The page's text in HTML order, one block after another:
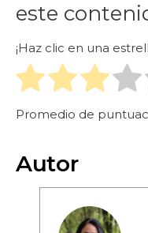
este
¡Haz clic en una
Promedio de
Autor